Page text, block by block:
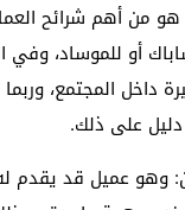
هو من أهم شرائح
أو للموساد، وفي
داخل المجتمع،
على ذلك.
وهو عميل قد يقدم له